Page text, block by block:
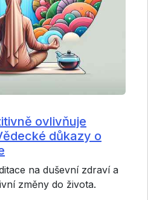
ovlivňuje
důkazy o
na duševní zdraví a
změny do života.